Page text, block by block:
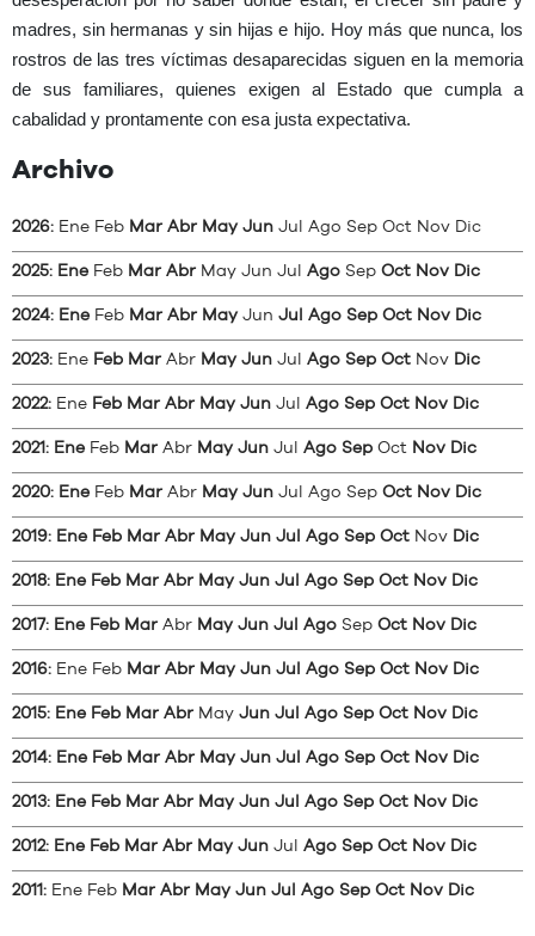
madres, sin hermanas y sin hijas e hijo. Hoy más que nunca, los
rostros de las tres víctimas desaparecidas siguen en la memoria
de sus familiares, quienes exigen al Estado que cumpla a
cabalidad y prontamente con esa justa expectativa.
Archivo
2026: Ene Feb Mar Abr May Jun Jul Ago Sep Oct Nov Dic
2025: Ene Feb Mar Abr May Jun Jul Ago Sep Oct Nov Dic
2024: Ene Feb Mar Abr May Jun Jul Ago Sep Oct Nov Dic
2023: Ene Feb Mar Abr May Jun Jul Ago Sep Oct Nov Dic
2022: Ene Feb Mar Abr May Jun Jul Ago Sep Oct Nov Dic
2021: Ene Feb Mar Abr May Jun Jul Ago Sep Oct Nov Dic
2020: Ene Feb Mar Abr May Jun Jul Ago Sep Oct Nov Dic
2019: Ene Feb Mar Abr May Jun Jul Ago Sep Oct Nov Dic
2018: Ene Feb Mar Abr May Jun Jul Ago Sep Oct Nov Dic
2017: Ene Feb Mar Abr May Jun Jul Ago Sep Oct Nov Dic
2016: Ene Feb Mar Abr May Jun Jul Ago Sep Oct Nov Dic
2015: Ene Feb Mar Abr May Jun Jul Ago Sep Oct Nov Dic
2014: Ene Feb Mar Abr May Jun Jul Ago Sep Oct Nov Dic
2013: Ene Feb Mar Abr May Jun Jul Ago Sep Oct Nov Dic
2012: Ene Feb Mar Abr May Jun Jul Ago Sep Oct Nov Dic
2011: Ene Feb Mar Abr May Jun Jul Ago Sep Oct Nov Dic